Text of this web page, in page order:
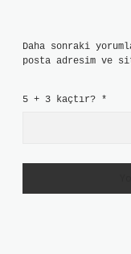
Daha sonraki
posta adresim ve
5 + 3 kaçtır? *